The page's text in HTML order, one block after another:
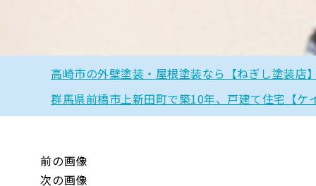
高崎市の外壁塗装・屋根塗装なら【ねぎし塗装店
群馬県前橋市上新田町で築10年、戸建て住宅【
前の画像
次の画像